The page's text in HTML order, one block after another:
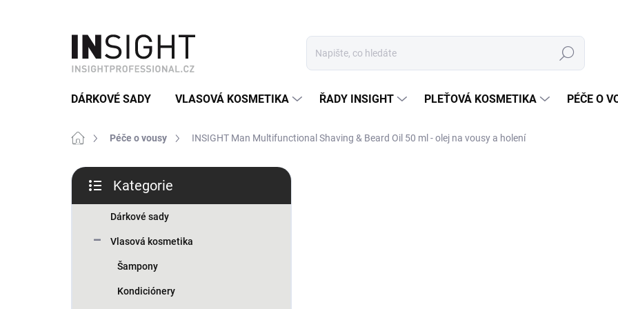
Hledat
DÁRKOVÉ SADY VLASOVÁ KOSMETIKA ŘADY INSIGHT PLEŤOVÁ KOSMETIKA PÉČE O
Domů Péče o vousy INSIGHT Man Multifunctional Shaving & Beard Oil 50 ml - olej na vousy a holení
P
s
kategorie
Kategorie
Dárkové sady
Vlasová kosmetika
Šampony
Kondiciónery